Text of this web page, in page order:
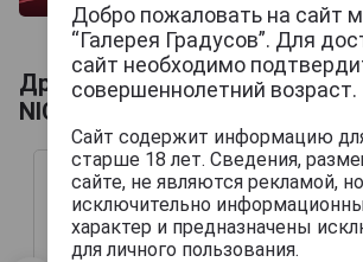
Другие продукты бренда JOYA
NICARAGUA
Добро пожаловать на сайт
“Галерея Градусов”. Для
сайт необходимо
совершеннолетний возраст.
Сайт содержит информацию
старше 18 лет. Сведения,
сайте, не являются рекламой,
исключительно
характер и предназначены
для личного пользования.